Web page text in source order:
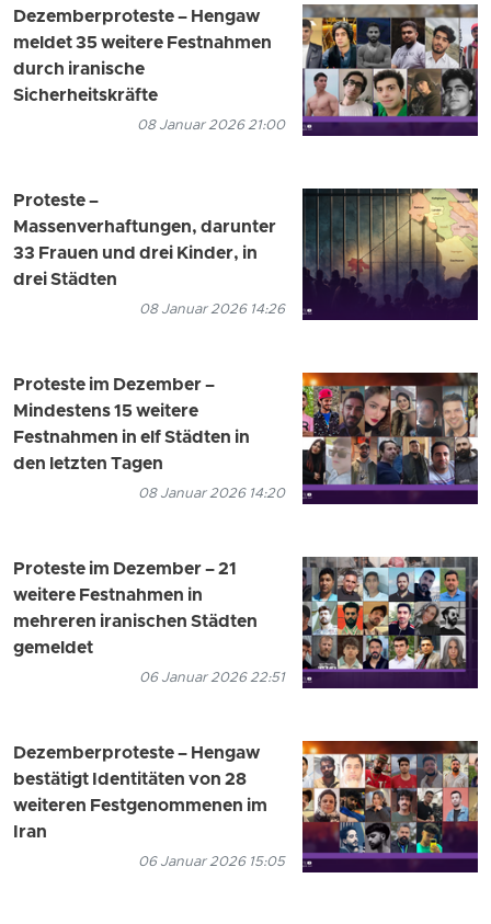
Dezemberproteste – Hengaw
meldet 35 weitere Festnahmen
durch iranische
Sicherheitskräfte
08 Januar 2026 21:00
Proteste –
Massenverhaftungen, darunter
33 Frauen und drei Kinder, in
drei Städten
08 Januar 2026 14:26
Proteste im Dezember –
Mindestens 15 weitere
Festnahmen in elf Städten in
den letzten Tagen
08 Januar 2026 14:20
Proteste im Dezember – 21
weitere Festnahmen in
mehreren iranischen Städten
gemeldet
06 Januar 2026 22:51
Dezemberproteste – Hengaw
bestätigt Identitäten von 28
weiteren Festgenommenen im
Iran
06 Januar 2026 15:05